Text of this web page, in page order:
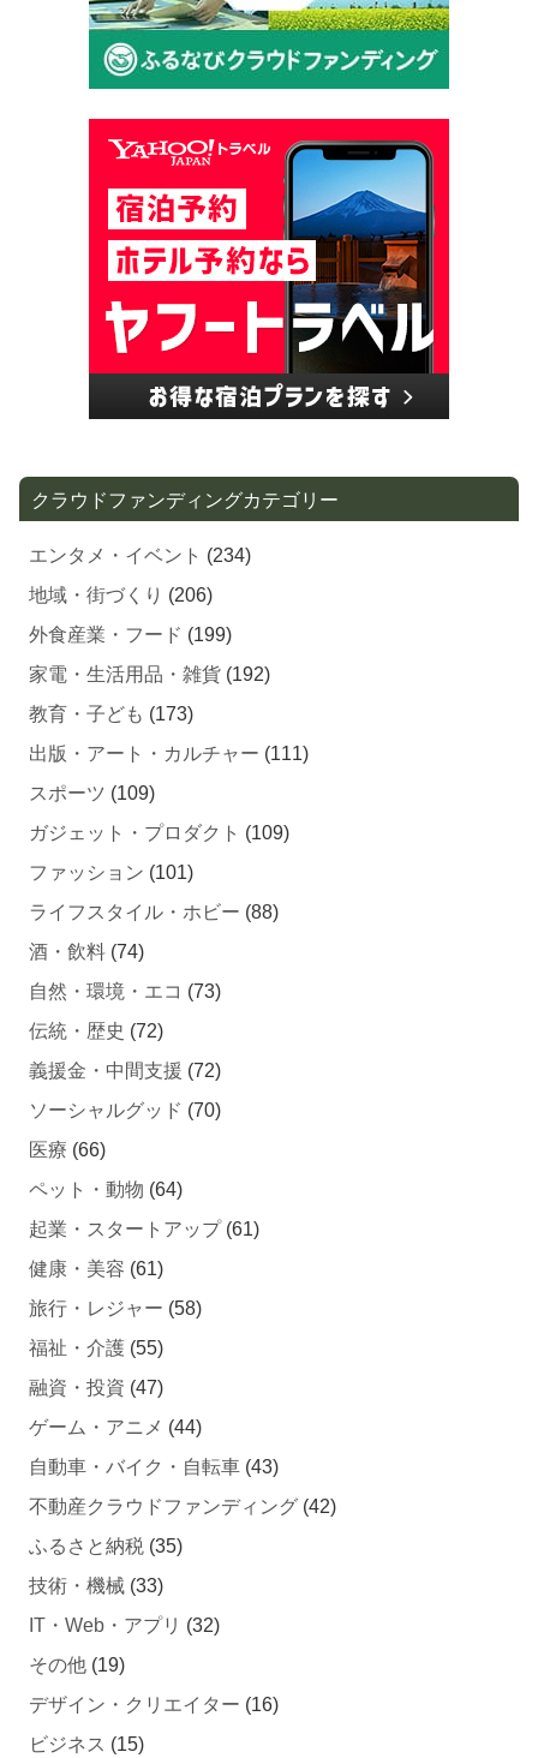
エンタメ・イベント(234)
地域・街づくり(206)
外食産業・フード(199)
家電・生活用品・雑貨(192)
教育・子ども(173)
出版・アート・カルチャー
スポーツ (109)
ガジェット・プロダクト
ファッション (101)
ライフスタイル・ホビー
酒・飲料 (74)
自然・環境・エコ
伝統・歴史 (72)
義援金・中間支援
ソーシャルグッド (70)
医療(66)
ペット・動物
起業・スタートアップ
健康・美容 (61)
旅行・レジャー
福祉・介護(55)
融資・投資 (47)
ゲーム・アニメ
自動車・バイク・自転車
不動産クラウドファンディング
ふるさと納税 (35)
技術・機械(33)
IT・Web・アプリ
その他(19)
デザイン・クリエイター
ビジネス (15)
住宅・不動産